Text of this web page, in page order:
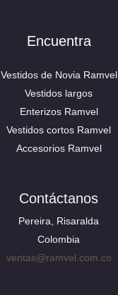
Encuentra
Vestidos de Novia Ramvel
Vestidos largos
Enterizos Ramvel
Vestidos cortos Ramvel
Accesorios Ramvel
Contáctanos
Pereira, Risaralda
Colombia
ventas@ramvel.com.co